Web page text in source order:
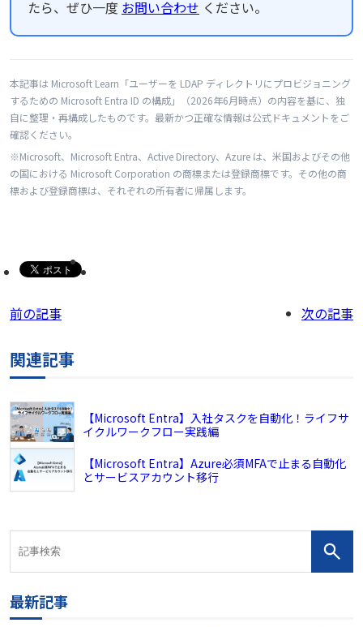
たら、ぜひ一度 お問い合わせ ください。
本記事は Microsoft Learn「ユーザーを LDAP ディレクトリにプロビジョニング
するための Microsoft Entra ID の構成」（2026年6月時点）の内容を基に、独
自に整理・再構成したものです。最新かつ正確な情報は公式ドキュメントをご
確認ください。
※Microsoft、Microsoft Entra、Active Directory、Azure は、米国およびその他
の国における Microsoft Corporation の商標または登録商標です。その他の商
標および登録商標は、それぞれの所有者に帰属します。
前の記事 次の記事
関連記事
【Microsoft Entra】入社タスクを自動化！ライフサ
イクルワークフロー実践編
【Microsoft Entra】Azure必須MFAで止まる自動化
とサービスアカウント移行
最新記事